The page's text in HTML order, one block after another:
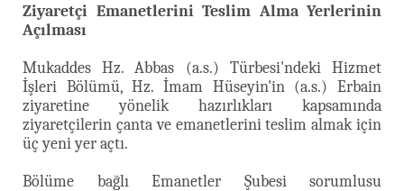
Ziyaretçi Emanetlerini Teslim Alma Yerlerinin
Açılması
Mukaddes Hz. Abbas (a.s.) Türbesi'ndeki Hizmet
İşleri Bölümü, Hz. İmam Hüseyin'in (a.s.) Erbain
ziyaretine yönelik hazırlıkları kapsamında
ziyaretçilerin çanta ve emanetlerini teslim almak için
üç yeni yer açtı.
Bölüme bağlı Emanetler Şubesi sorumlusu